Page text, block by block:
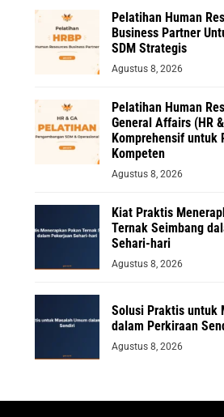
Pelatihan Human
Business Partner
SDM Strategis
Agustus 8, 2026
Pelatihan Human
General Affairs (HR
Komprehensif untuk
Kompeten
Agustus 8, 2026
Kiat Praktis
Ternak Seimbang
Sehari-hari
Agustus 8, 2026
Solusi Praktis untuk
dalam Perkiraan
Agustus 8, 2026